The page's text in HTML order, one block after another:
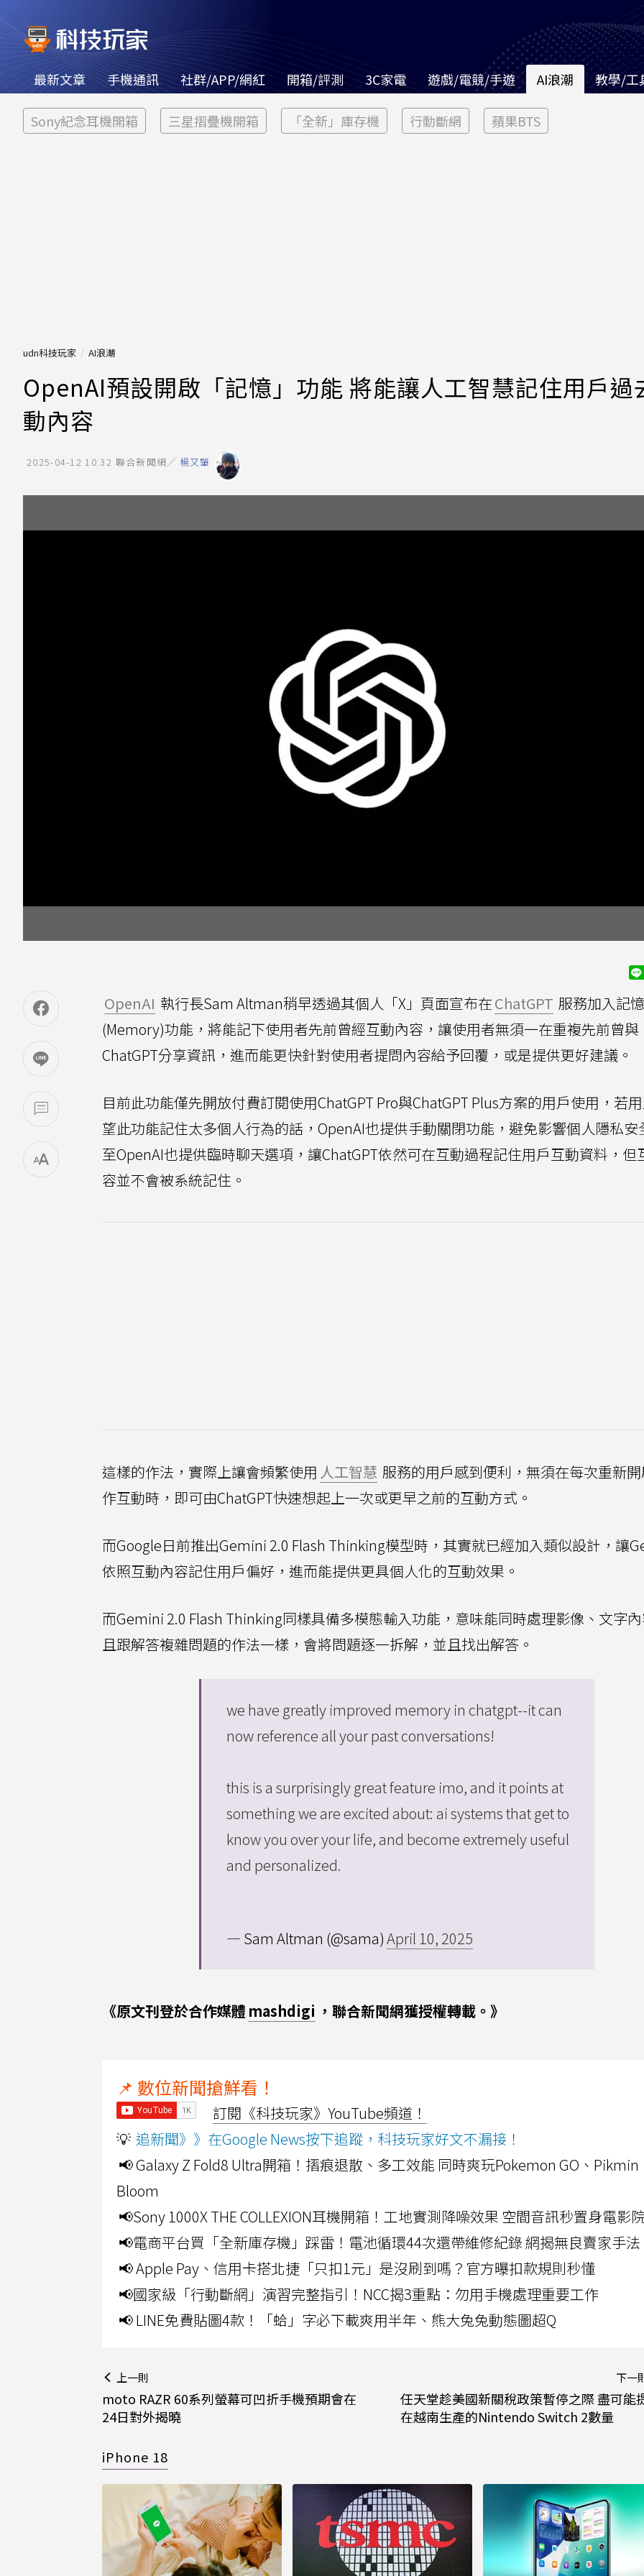
最新文章 手機通訊 社群/APP/網紅 開箱/評測 3C家電 遊戲/電競/手遊 AI浪潮 教學/工
Sony紀念耳機開箱 三星摺疊機開箱 「全新」庫存機 行動斷網 蘋果BTS
udn科技玩家 AI浪潮
OpenAI預設開啟「記憶」功能 將能讓人工智慧記住用戶過
動內容
2025-04-12 10:32 聯合新聞網／ 楊又肇
OpenAI 執行長Sam Altman稍早透過其個人「X」頁面宣布在ChatGPT 服務加入記憶
(Memory)功能，將能記下使用者先前曾經互動內容，讓使用者無須一在重複先前曾與
ChatGPT分享資訊，進而能更快針對使用者提問內容給予回覆，或是提供更好建議。
目前此功能僅先開放付費訂閱使用ChatGPT Pro與ChatGPT Plus方案的用戶使用，若
望此功能記住太多個人行為的話，OpenAI也提供手動關閉功能，避免影響個人隱私安
至OpenAI也提供臨時聊天選項，讓ChatGPT依然可在互動過程記住用戶互動資料，但
容並不會被系統記住。
這樣的作法，實際上讓會頻繁使用 人工智慧 服務的用戶感到便利，無須在每次重新
作互動時，即可由ChatGPT快速想起上一次或更早之前的互動方式。
而Google日前推出Gemini 2.0 Flash Thinking模型時，其實就已經加入類似設計，讓
依照互動內容記住用戶偏好，進而能提供更具個人化的互動效果。
而Gemini 2.0 Flash Thinking同樣具備多模態輸入功能，意味能同時處理影像、文字
且跟解答複雜問題的作法一樣，會將問題逐一拆解，並且找出解答。
we have greatly improved memory in chatgpt--it can
now reference all your past conversations!
this is a surprisingly great feature imo, and it points at
something we are excited about: ai systems that get to
know you over your life, and become extremely useful
and personalized.
— Sam Altman (@sama)April 10, 2025
《原文刊登於合作媒體 mashdigi ，聯合新聞網獲授權轉載。》
📌 數位新聞搶鮮看！
訂閱《科技玩家》YouTube頻道！
💡 追新聞》》在Google News按下追蹤，科技玩家好文不漏接！
📢 Galaxy Z Fold8 Ultra開箱！摺痕退散、多工效能 同時爽玩Pokemon GO、Pikmin
Bloom
📢Sony 1000X THE COLLEXION耳機開箱！工地實測降噪效果 空間音訊秒置身電影
📢電商平台買「全新庫存機」踩雷！電池循環44次還帶維修紀錄 網揭無良賣家手法
📢 Apple Pay、信用卡搭北捷「只扣1元」是沒刷到嗎？官方曝扣款規則秒懂
📢國家級「行動斷網」演習完整指引！NCC揭3重點：勿用手機處理重要工作
📢 LINE免費貼圖4款！「蛤」字必下載爽用半年、熊大兔兔動態圖超Q
上一則
moto RAZR 60系列螢幕可凹折手機預期會在
24日對外揭曉
下一
任天堂趁美國新關稅政策暫停之際 盡可能
在越南生產的Nintendo Switch 2數量
iPhone 18